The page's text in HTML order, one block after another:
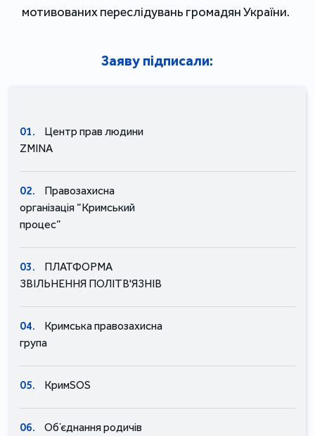
мотивованих переслідувань громадян України.
Заяву підписали:
01.
Центр прав людини
ZMINA
02.
Правозахисна
організація “Кримський
процес”
03.
ПЛАТФОРМА
ЗВІЛЬНЕННЯ ПОЛІТВ'ЯЗНІВ
04.
Кримська правозахисна
група
05. КримSOS
06.
Обʼєднання родичів